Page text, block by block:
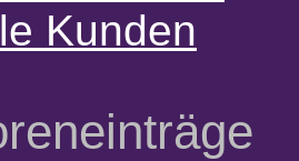
Kunden